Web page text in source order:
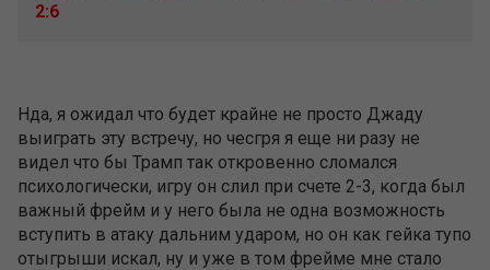
2:6
Нда, я ожидал что будет крайне не просто Джаду
выиграть эту встречу, но чесгря я еще ни разу не
видел что бы Трамп так откровенно сломался
психологически, игру он слил при счете 2-3, когда был
важный фрейм и у него была не одна возможность
вступить в атаку дальним ударом, но он как гейка тупо
отыгрыши искал, ну и уже в том фрейме мне стало